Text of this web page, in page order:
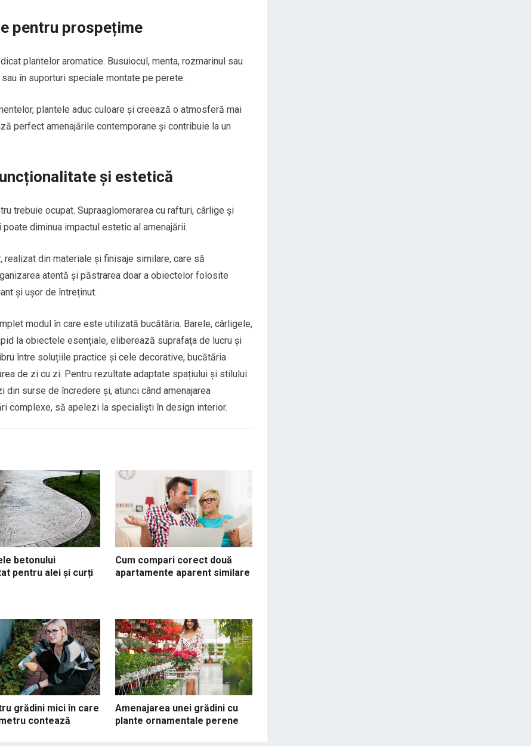
pentru prospețime
plantelor aromatice. Busuiocul, menta, rozmarinul sau
în suporturi speciale montate pe perete.
plantele aduc culoare și creează o atmosferă mai
perfect amenajările contemporane și contribuie la un
și estetică
trebuie ocupat. Supraaglomerarea cu rafturi, cârlige și
diminua impactul estetic al amenajării.
realizat din materiale și finisaje similare, care să
atentă și păstrarea doar a obiectelor folosite
și ușor de întreținut.
modul în care este utilizată bucătăria. Barele, cârligele,
la obiectele esențiale, eliberează suprafața de lucru și
între soluțiile practice și cele decorative, bucătăria
de zi cu zi. Pentru rezultate adaptate spațiului și stilului
surse de încredere și, atunci când amenajarea
complexe, să apelezi la specialiști în design interior.
betonului
pentru alei și curți
Cum compari corect două
apartamente aparent similare
grădini mici în care
contează
Amenajarea unei grădini cu
plante ornamentale perene